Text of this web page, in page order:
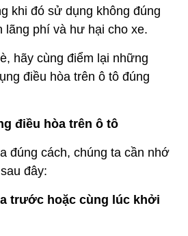
khi đó sử dụng không đúng
lãng phí và hư hại cho xe.
hãy cùng điểm lại những
điều hòa trên ô tô đúng
điều hòa trên ô tô
đúng cách, chúng ta cần nhớ
đây:
trước hoặc cùng lúc khởi